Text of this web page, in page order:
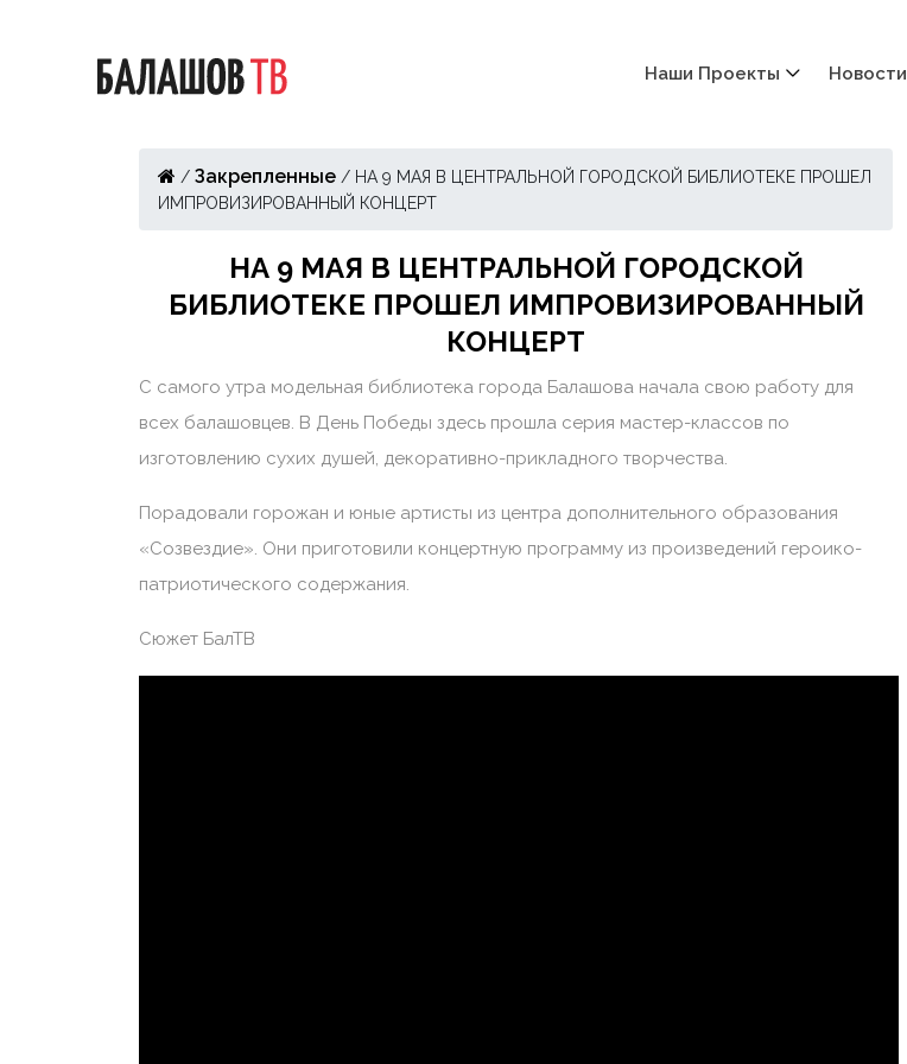
Наши Проекты Новости
/ Закрепленные / НА 9 МАЯ В ЦЕНТРАЛЬНОЙ ГОРОДСКОЙ БИБЛИОТЕКЕ ПРОШЕЛ
ИМПРОВИЗИРОВАННЫЙ КОНЦЕРТ
НА 9 МАЯ В ЦЕНТРАЛЬНОЙ ГОРОДСКОЙ
БИБЛИОТЕКЕ ПРОШЕЛ ИМПРОВИЗИРОВАННЫЙ
КОНЦЕРТ
С самого утра модельная библиотека города Балашова начала свою работу для
всех балашовцев. В День Победы здесь прошла серия мастер-классов по
изготовлению сухих душей, декоративно-прикладного творчества.
Порадовали горожан и юные артисты из центра дополнительного образования
«Созвездие». Они приготовили концертную программу из произведений героико-
патриотического содержания.
Сюжет БалТВ